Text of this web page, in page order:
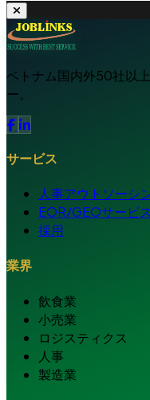
ベトナム国内外50社以
ー。
サービス
人事アウトソーシ
EOR/GEOサービス
採用
業界
飲食業
小売業
ロジスティクス
人事
製造業